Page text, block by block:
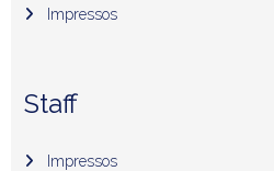
Impressos
Staff
Impressos